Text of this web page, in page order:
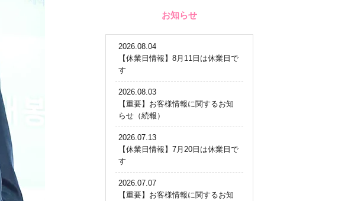
お知らせ
2026.08.04
【休業日情報】8月11日は休業日で
す
2026.08.03
【重要】お客様情報に関するお知
らせ（続報）
2026.07.13
【休業日情報】7月20日は休業日で
す
2026.07.07
【重要】お客様情報に関するお知